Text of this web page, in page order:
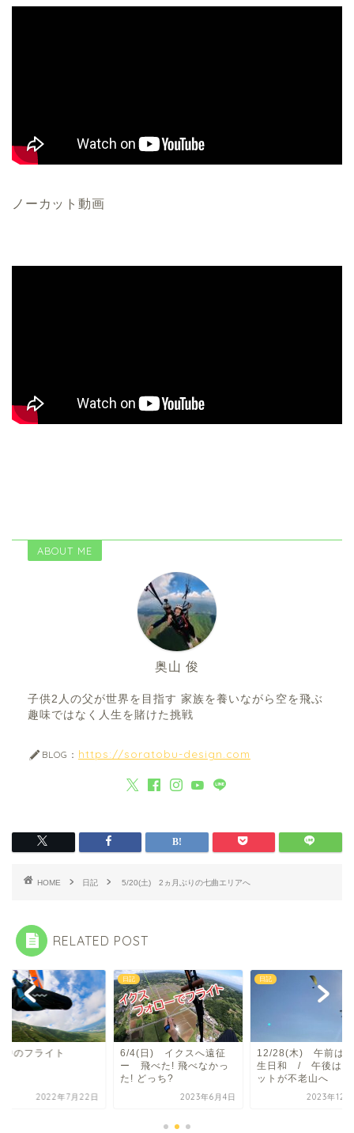
ノーカット動画
ABOUT ME
奥山 俊
子供2人の父が世界を目指す 家族を養いながら空を飛ぶ
趣味ではなく人生を賭けた挑戦
BLOG： https://soratobu-design.com
HOME 日記 5/20(土) 2ヵ月ぶりの七曲エリアへ
RELATED POST
中のフライト
2022年7月22日
日記
6/4(日) イクスへ遠征
ー 飛べた! 飛べなかっ
た! どっち?
2023年6月4日
日記
12/28(木) 午前は
生日和 / 午後はパ
ットが不老山へ
2023年12